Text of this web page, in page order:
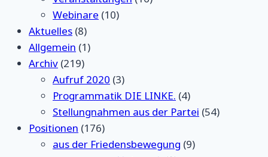
Webinare (10)
Aktuelles (8)
Allgemein (1)
Archiv (219)
Aufruf 2020 (3)
Programmatik DIE LINKE. (4)
Stellungnahmen aus der Partei (54)
Positionen (176)
aus der Friedensbewegung (9)